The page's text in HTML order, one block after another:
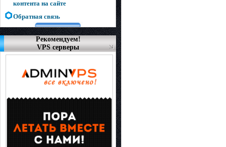
контента на сайте
Обратная связь
Рекомендуем!
VPS серверы